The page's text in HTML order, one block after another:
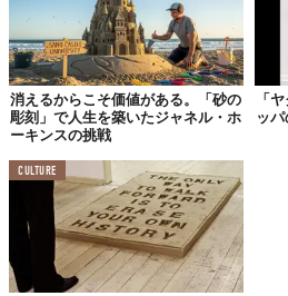
消えるからこそ価値がある。「砂の
彫刻」で人生を築いたジャネル・ホ
ーキンスの挑戦
「
ッ
CULTURE